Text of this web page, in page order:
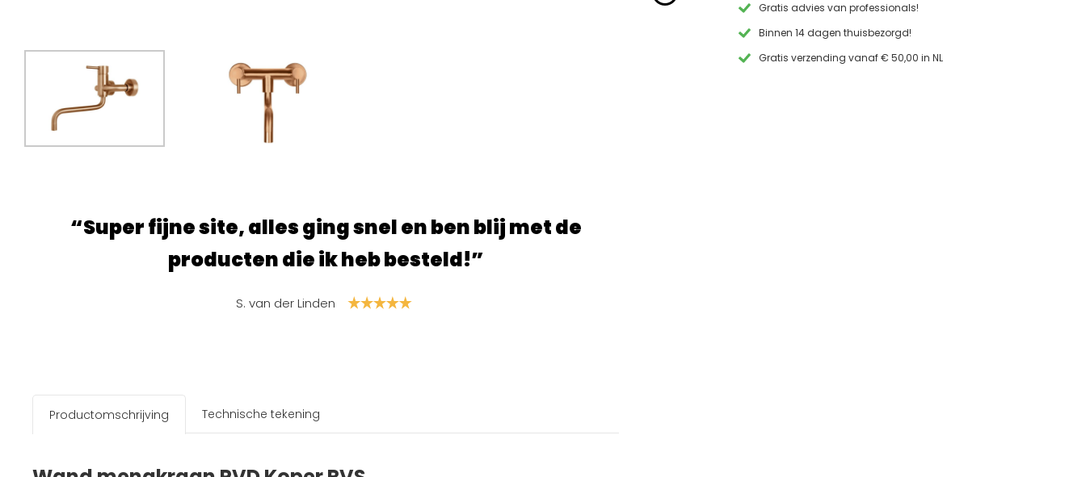
RVS
aantal
Gratis advies van professionals!
Binnen 14 dagen thuisbezorgd!
Gratis verzending vanaf € 50,00 in NL
Productomschrijving Technische tekening
“Super fijne site, alles ging snel en ben blij met de
producten die ik heb besteld!”
S. van der Linden